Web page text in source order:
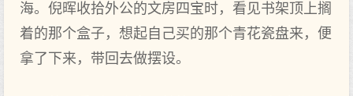
海。倪晖收拾外公的文房四宝时，看见书架顶上搁
着的那个盒子，想起自己买的那个青花瓷盘来，便
拿了下来，带回去做摆设。